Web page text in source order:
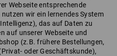
Webseite entsprechende
wir ein lernendes System
das auf Daten zu
auf unserer Webseite und
(z.B. frühere Bestellungen,
oder Geschäftskunde),